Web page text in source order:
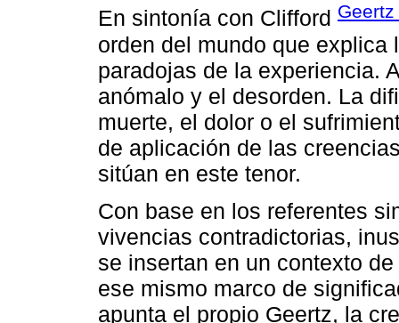
En sintonía con Clifford
orden del mundo que
paradojas de la experiencia.
anómalo y el desorden. La
muerte, el dolor o el
de aplicación de las
sitúan en este tenor.
Con base en los referentes
vivencias contradictorias,
se insertan en un contexto
ese mismo marco de
apunta el propio Geertz, la